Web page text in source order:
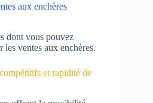
aux enchères
dont vous pouvez
ventes aux enchères.
et rapidité de